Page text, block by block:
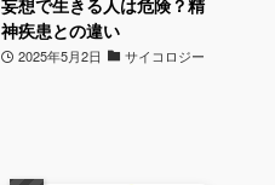
妄想で生きる人は危険？精
神疾患との違い
2025年5月2日 サイコロジー